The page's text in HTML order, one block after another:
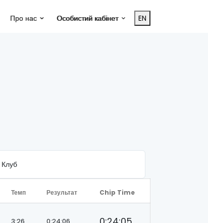
Про нас Особистий кабінет EN
Темп Результат Chip Time